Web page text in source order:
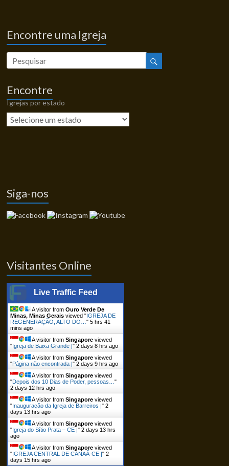
Encontre uma Igreja
Encontre
Igrejas por estado
Siga-nos
Visitantes Online
Live Traffic Feed
A visitor fromOuro Verde De
Minas, Minas Gerais viewed "IGREJA DE
REGENERAÇÃO, ALTO DO…"5 hrs 41
mins ago
A visitor fromSingapore viewed
"Igreja de Baixa Grande |"2 days 8 hrs ago
A visitor fromSingapore viewed
"Página não encontrada |"2 days 9 hrs ago
A visitor fromSingapore viewed
"Depois dos 10 Dias de Poder, pessoas…"
2 days 12 hrs ago
A visitor fromSingapore viewed
"Inauguração da Igreja de Barreiros |"2
days 13 hrs ago
A visitor fromSingapore viewed
"Igreja do Sítio Prata – CE |"2 days 13 hrs
ago
A visitor fromSingapore viewed
"IGREJA CENTRAL DE CANAÃ-CE |"2
days 15 hrs ago